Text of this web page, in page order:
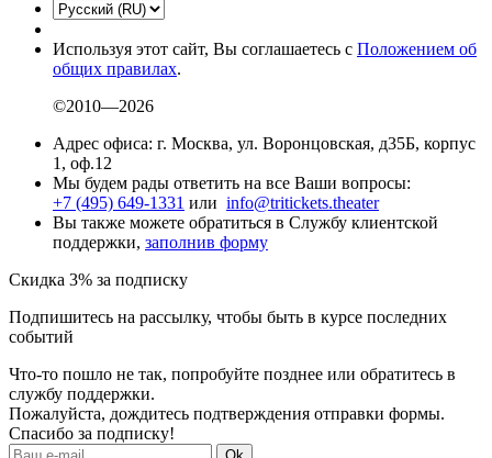
Используя этот сайт, Вы соглашаетесь с Положением об
общих правилах.
©2010—2026
Адрес офиса: г. Москва, ул. Воронцовская, д35Б, корпус
1, оф.12
Мы будем рады ответить на все Ваши вопросы:
+7 (495) 649-1331 или info@tritickets.theater
Вы также можете обратиться в Службу клиентской
поддержки, заполнив форму
Скидка 3% за подписку
Подпишитесь на рассылку, чтобы быть в курсе последних
событий
Что-то пошло не так, попробуйте позднее или обратитесь в
службу поддержки.
Пожалуйста, дождитесь подтверждения отправки формы.
Спасибо за подписку!